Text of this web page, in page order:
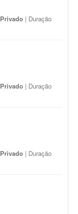
Privado | Duração
Privado | Duração
Privado | Duração